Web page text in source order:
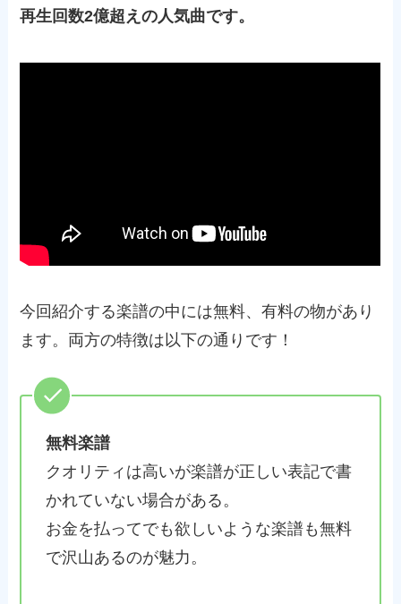
再生回数2億超えの人気曲です。
今回紹介する楽譜の中には無料、有料の物があり
ます。両方の特徴は以下の通りです！
無料楽譜
クオリティは高いが楽譜が正しい表記で書
かれていない場合がある。
お金を払ってでも欲しいような楽譜も無料
で沢山あるのが魅力。